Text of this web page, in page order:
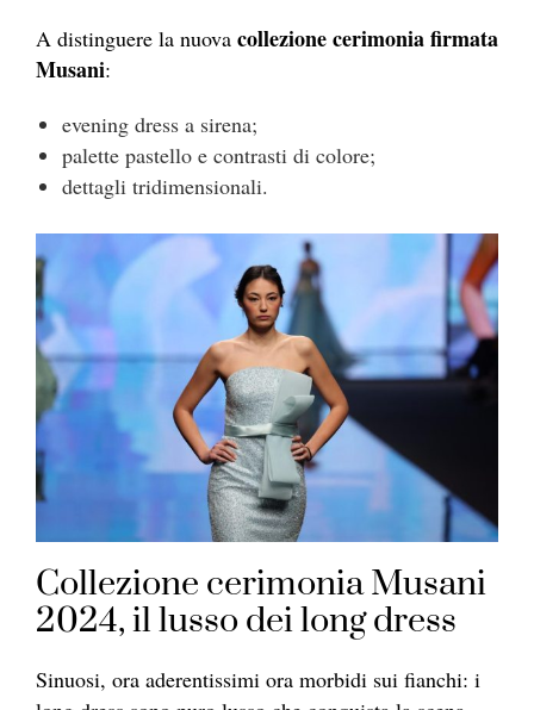
A distinguere la nuova collezione cerimonia firmata
Musani:
evening dress a sirena;
palette pastello e contrasti di colore;
dettagli tridimensionali.
Collezione cerimonia Musani
2024, il lusso dei long dress
Sinuosi, ora aderentissimi ora morbidi sui fianchi: i